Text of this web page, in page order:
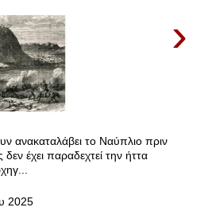
›
ανακαταλάβει το Ναύπλιο πριν
έχει παραδεχτεί την ήττα
2025